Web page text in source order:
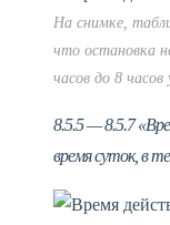
На снимке,
что остановка
часов до 8
8.5.5 — 8.5.7
время суток, в